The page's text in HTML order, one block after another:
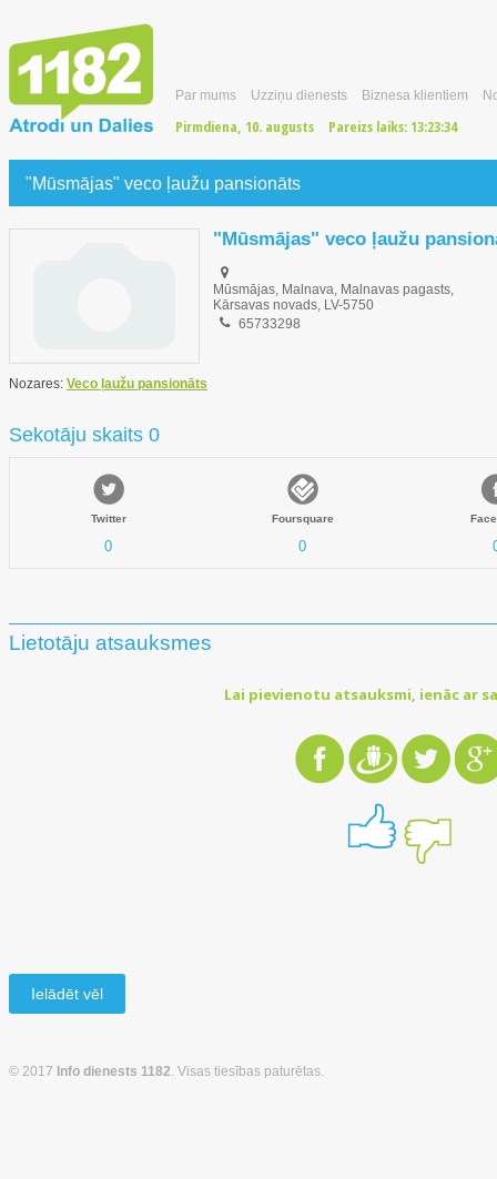
Par mums Uzziņu dienests Biznesa klientiem
Pirmdiena, 10. augusts Pareizs laiks: 13:23:35
"Mūsmājas" veco ļaužu pansionāts
"Mūsmājas" veco ļaužu
Mūsmājas, Malnava, Malnavas pagasts,
Kārsavas novads, LV-5750
65733298
Nozares: Veco ļaužu pansionāts
Sekotāju skaits 0
Twitter
0
Foursquare
0
Lietotāju atsauksmes
Lai pievienotu atsauksmi, ienāc ar
Ielādēt vēl
© 2017 Info dienests 1182. Visas tiesības paturētas.